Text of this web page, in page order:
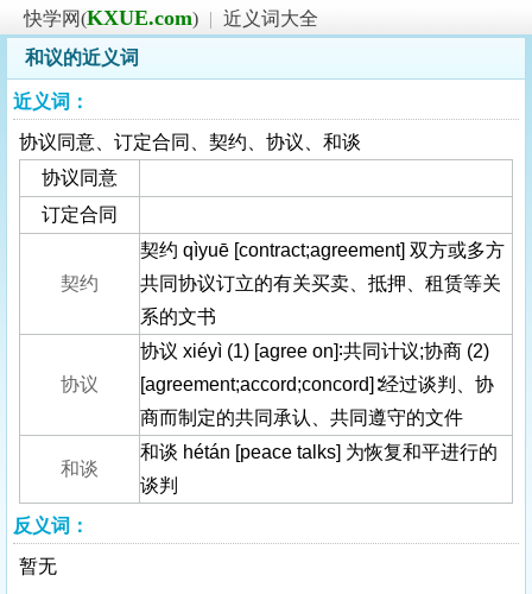
快学网(KXUE.com) | 近义词大全
和议的近义词
近义词：
协议同意、订定合同、契约、协议、和谈
协议同意
订定合同
契约
契约 qìyuē [contract;agreement] 双方或多方
共同协议订立的有关买卖、抵押、租赁等关
系的文书
协议
协议 xiéyì (1) [agree on]∶共同计议;协商 (2)
[agreement;accord;concord]∶经过谈判、协
商而制定的共同承认、共同遵守的文件
和谈
和谈 hétán [peace talks] 为恢复和平进行的
谈判
反义词：
暂无